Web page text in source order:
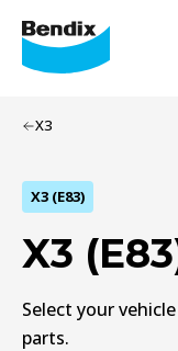
X3
X3 (E83)
X3
Select your
parts.